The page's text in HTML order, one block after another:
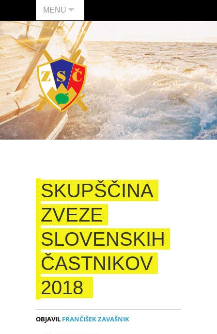
MENU
SKUPŠČINA
ZVEZE
SLOVENSKIH
ČASTNIKOV
2018
OBJAVIL FRANČIŠEK ZAVAŠNIK